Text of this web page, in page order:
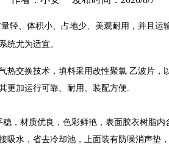
轻、体积小、占地少、美观耐用，并且
统尤为适宜。
热交换技术，填料采用改性聚氯 乙波片
更加运行可靠、耐用、装配方便.
稳，材质优良，色彩鲜艳，表面胶衣树脂
吸水，省去冷却池，上面装有防噪消声垫